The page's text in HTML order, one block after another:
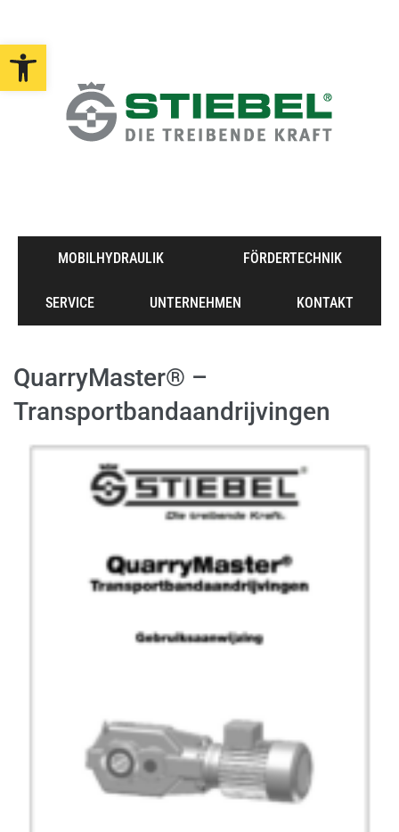
Open toolbar
MOBILHYDRAULIK FÖRDERTECHNIK
SERVICE UNTERNEHMEN KONTAKT
QuarryMaster® –
Transportbandaandrijvingen